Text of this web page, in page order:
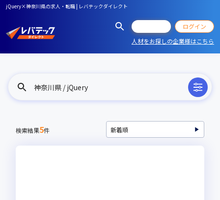
jQuery×神奈川県の求人・転職 | レバテックダイレクト
ログイン
人材をお探しの企業様はこちら
神奈川県 / jQuery
検索結果5件